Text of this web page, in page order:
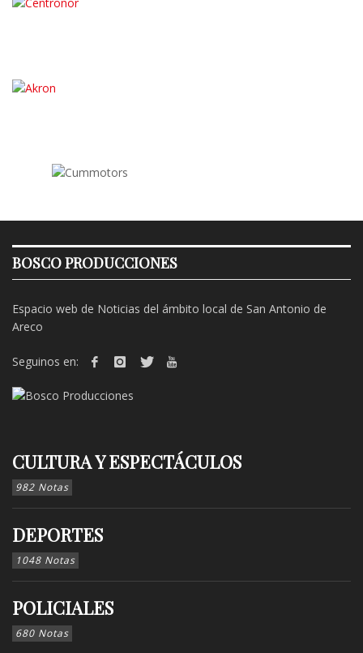
BOSCO PRODUCCIONES
Espacio web de Noticias del ámbito local de San Antonio de
Areco
Seguinos en:
CULTURA Y ESPECTÁCULOS
982 Notas
DEPORTES
1048 Notas
POLICIALES
680 Notas